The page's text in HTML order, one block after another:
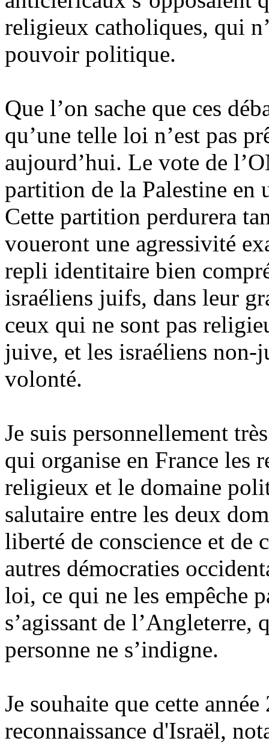
religieux catholiques, qui
pouvoir politique.
Que l’on sache que ces
qu’une telle loi n’est pas
aujourd’hui. Le vote de
partition de la Palestine en
Cette partition perdurera
voueront une agressivité
repli identitaire bien
israéliens juifs, dans leur
ceux qui ne sont pas
juive, et les israéliens non-
volonté.
Je suis personnellement
qui organise en France les
religieux et le domaine
salutaire entre les deux
liberté de conscience et de
autres démocraties
loi, ce qui ne les empêche
s’agissant de l’Angleterre,
personne ne s’indigne.
Je souhaite que cette
reconnaissance d'Israël,